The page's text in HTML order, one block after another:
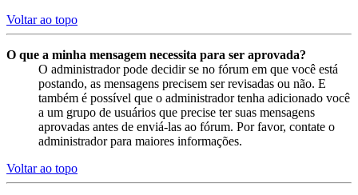
Voltar ao topo
O que a minha mensagem necessita para ser aprovada?
O administrador pode decidir se no fórum em que você está
postando, as mensagens precisem ser revisadas ou não. E
também é possível que o administrador tenha adicionado você
a um grupo de usuários que precise ter suas mensagens
aprovadas antes de enviá-las ao fórum. Por favor, contate o
administrador para maiores informações.
Voltar ao topo